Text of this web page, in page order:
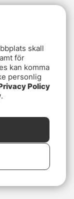
skall
för
kan komma
personlig
Policy
.